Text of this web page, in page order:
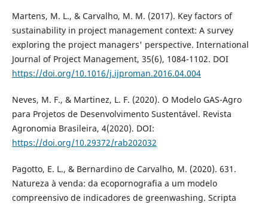
Martens, M. L., & Carvalho, M. M. (2017). Key factors of
sustainability in project management context: A survey
exploring the project managers' perspective. International
Journal of Project Management, 35(6), 1084-1102. DOI
https://doi.org/10.1016/j.ijproman.2016.04.004
Neves, M. F., & Martinez, L. F. (2020). O Modelo GAS-Agro
para Projetos de Desenvolvimento Sustentável. Revista
Agronomia Brasileira, 4(2020). DOI:
https://doi.org/10.29372/rab202032
Pagotto, E. L., & Bernardino de Carvalho, M. (2020). 631.
Natureza à venda: da ecopornografia a um modelo
compreensivo de indicadores de greenwashing. Scripta